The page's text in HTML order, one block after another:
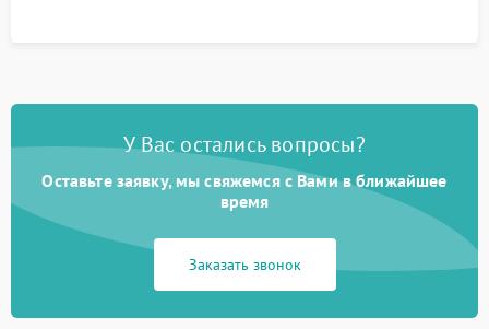
У Вас остались вопросы?
Оставьте заявку, мы свяжемся с Вами в ближайшее
время
Заказать звонок